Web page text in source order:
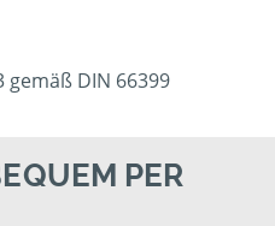
gemäß DIN 66399
PER